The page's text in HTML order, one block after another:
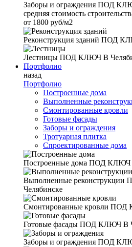
Заборы и ограждения ПОД
средняя стоимость
от 1800 руб/м2
Реконструкция зданий ПОД
Лестницы ПОД КЛЮЧ В
Портфолио
назад
Портфолио
Построенные дома
Выполненные
Смонтированные кровли
Готовые фасады
Заборы и ограждения
Тротуарная плитка
Спроектированные дома
Построенные дома ПОД КЛЮЧ
Выполненные реконструкции
Челябинске
Смонтированные кровли ПОД
Готовые фасады ПОД КЛЮЧ В
Заборы и ограждения ПОД